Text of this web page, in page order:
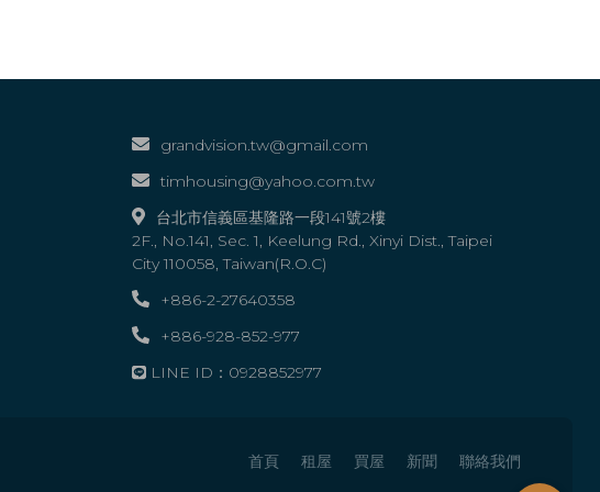
grandvision.tw@gmail.com
timhousing@yahoo.com.tw
台北市信義區基隆路一段141號2樓
2F., No.141, Sec. 1, Keelung Rd., Xinyi Dist., Taipei
City 110058, Taiwan(R.O.C)
+886-2-27640358
+886-928-852-977
LINE ID：0928852977
首頁 租屋 買屋 新聞 聯絡我們